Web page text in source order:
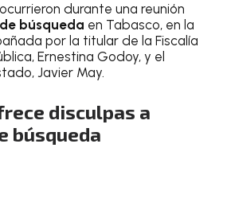
durante una reunión
búsqueda en Tabasco, en la
por la titular de la Fiscalía
Ernestina Godoy, y el
Javier May.
disculpas a
búsqueda